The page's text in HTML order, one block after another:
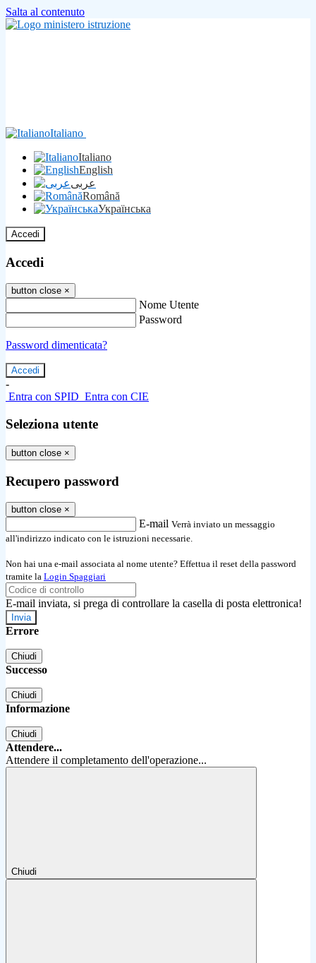
Salta al contenuto
Italiano
Italiano
English
عربى
Română
Українська
Accedi
Accedi
button close ×
Nome Utente
Password
Password dimenticata?
-
Entra con SPID Entra con CIE
Seleziona utente
button close ×
Recupero password
button close ×
E-mail Verrà inviato un messaggio
all'indirizzo indicato con le istruzioni necessarie.
Non hai una e-mail associata al nome utente? Effettua il reset della password
tramite la Login Spaggiari
E-mail inviata, si prega di controllare la casella di posta elettronica!
Errore
Chiudi
Successo
Chiudi
Informazione
Chiudi
Attendere...
Attendere il completamento dell'operazione...
Chiudi